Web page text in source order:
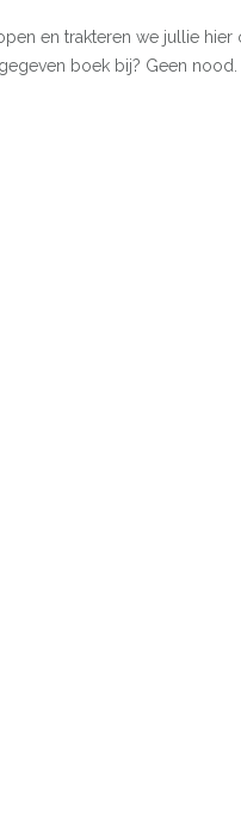
en trakteren we jullie
boek bij? Geen